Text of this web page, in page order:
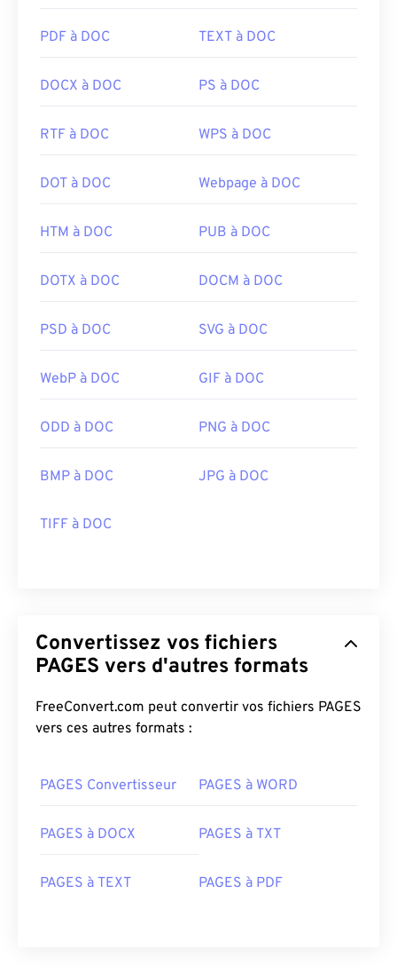
PDF à DOC TEXT à DOC
DOCX à DOC PS à DOC
RTF à DOC WPS à DOC
DOT à DOC Webpage à DOC
HTM à DOC PUB à DOC
DOTX à DOC DOCM à DOC
PSD à DOC SVG à DOC
WebP à DOC GIF à DOC
ODD à DOC PNG à DOC
BMP à DOC JPG à DOC
TIFF à DOC
Convertissez vos fichiers
PAGES vers d'autres formats
FreeConvert.com peut convertir vos fichiers PAGES
vers ces autres formats :
PAGES Convertisseur PAGES à WORD
PAGES à DOCX PAGES à TXT
PAGES à TEXT PAGES à PDF